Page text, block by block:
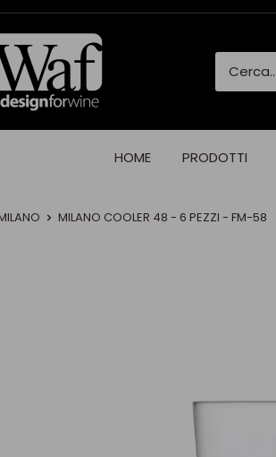
HOME PRODOTTI
MILANO COOLER 48 - 6 PEZZI - FM-58